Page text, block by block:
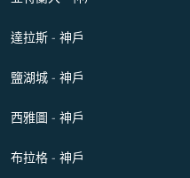
達拉斯 - 神戶
鹽湖城 - 神戶
西雅圖 - 神戶
布拉格 - 神戶